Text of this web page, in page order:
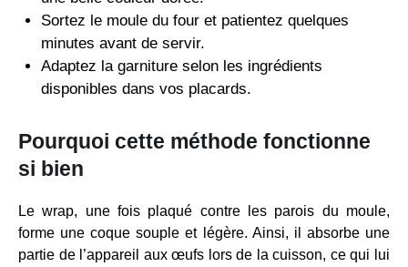
Sortez le moule du four et patientez quelques
minutes avant de servir.
Adaptez la garniture selon les ingrédients
disponibles dans vos placards.
Pourquoi cette méthode fonctionne
si bien
Le wrap, une fois plaqué contre les parois du moule,
forme une coque souple et légère. Ainsi, il absorbe une
partie de l’appareil aux œufs lors de la cuisson, ce qui lui